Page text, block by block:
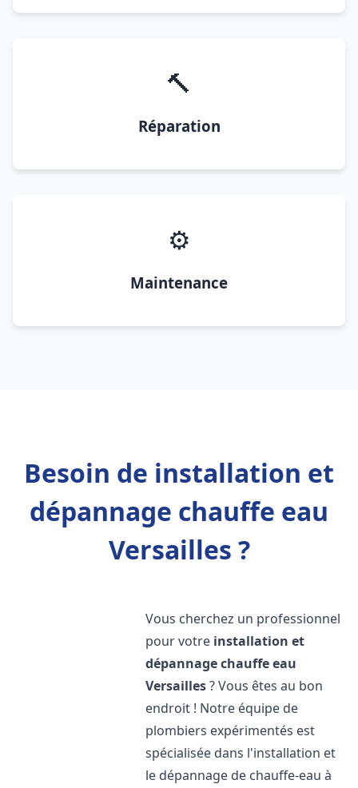
🔨
Réparation
⚙️
Maintenance
Besoin de installation et
dépannage chauffe eau
Versailles ?
Vous cherchez un professionnel
pour votre installation et
dépannage chauffe eau
Versailles? Vous êtes au bon
endroit ! Notre équipe de
plombiers expérimentés est
spécialisée dans l'installation et
le dépannage de chauffe-eau à